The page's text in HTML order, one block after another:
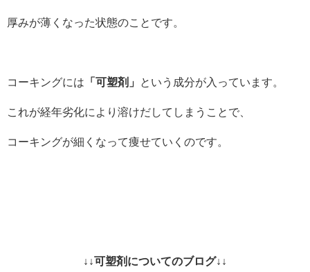
厚みが薄くなった状態のことです。
コーキングには 「可塑剤」 という成分が入っています。
これが経年劣化により溶けだしてしまうことで、
コーキングが細くなって痩せていくのです。
↓↓可塑剤についてのブログ↓↓